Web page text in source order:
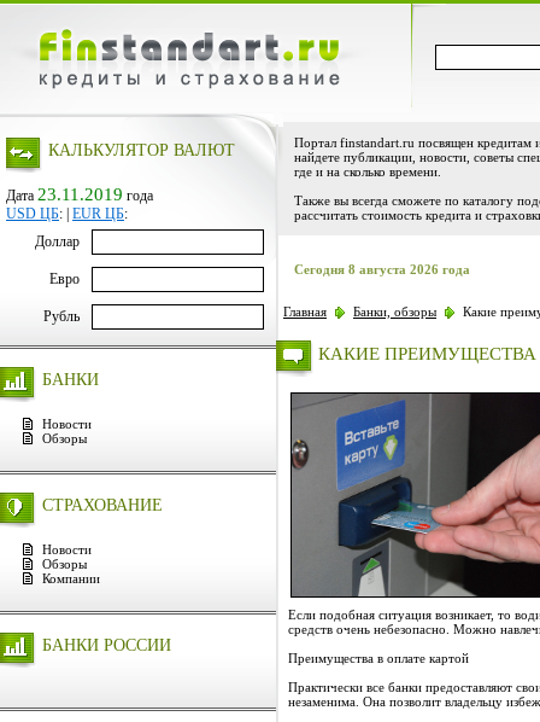
КАЛЬКУЛЯТОР ВАЛЮТ
Дата 23.11.2019 года
USD ЦБ: EUR ЦБ:
Доллар
Евро
Рубль
БАНКИ
Новости
Обзоры
СТРАХОВАНИЕ
Новости
Обзоры
Компании
БАНКИ РОССИИ
Портал finstandart.ru посвящен кредитам
найдете публикации, новости, советы
где и на сколько времени.
Также вы всегда сможете по каталогу
рассчитать стоимость кредита и
Сегодня 8 августа 2026 года
Главная Банки, обзоры Какие
КАКИЕ
Если подобная ситуация возникает, то
средств очень небезопасно. Можно
Преимущества в оплате картой
Практически все банки предоставляют
незаменима. Она позволит владельцу